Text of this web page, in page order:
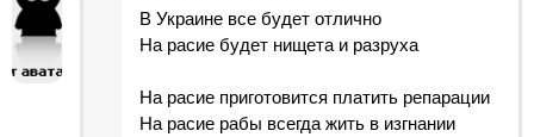
В Украине все будет отлично
На расие будет нищета и разруха
На расие приготовится платить репарации
На расие рабы всегда жить в изгнании